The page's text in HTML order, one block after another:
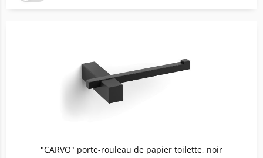
"CARVO" porte-rouleau de papier toilette, noir